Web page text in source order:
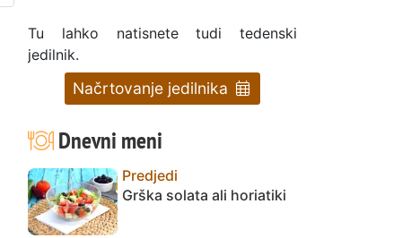
Tu lahko natisnete tudi tedenski
jedilnik.
Načrtovanje jedilnika
Dnevni meni
Predjedi
Grška solata ali horiatiki